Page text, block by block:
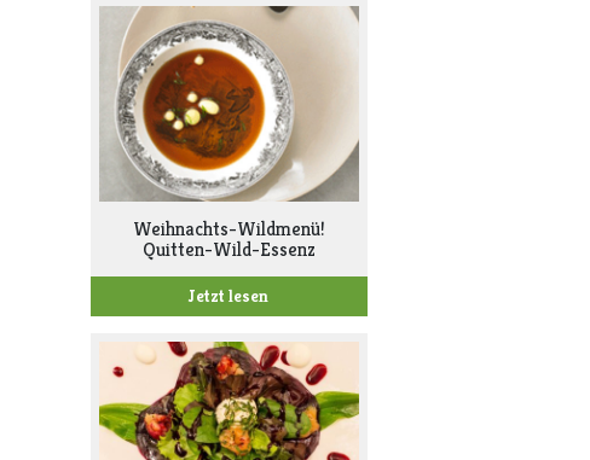
Weihnachts-Wildmenü!
Quitten-Wild-Essenz
Jetzt lesen